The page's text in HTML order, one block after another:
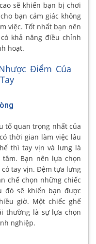
sẽ khiến bạn bị chơi
bạn cảm giác không
việc. Tốt nhất bạn nên
khả năng điều chỉnh
hoạt.
Điểm Của
tố quan trọng nhất của
thời gian làm việc lâu
thì tay vịn và lưng là
Bạn nên lựa chọn
tay vịn. Đệm tựa lưng
chế chọn những chiếc
đó sẽ khiến bạn được
giờ. Một chiếc ghế
thường là sự lựa chọn
nghiệp.